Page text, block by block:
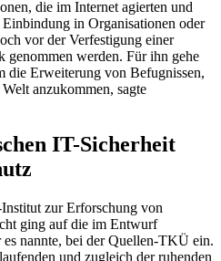
die im Internet agierten und
in Organisationen oder
vor der Verfestigung einer
werden. Für ihn gehe
die Erweiterung von Befugnissen,
anzukommen, sagte
IT-Sicherheit
zur Erforschung von
ging auf die im Entwurf
nannte, bei der Quellen-TKÜ ein.
und zugleich der ruhenden